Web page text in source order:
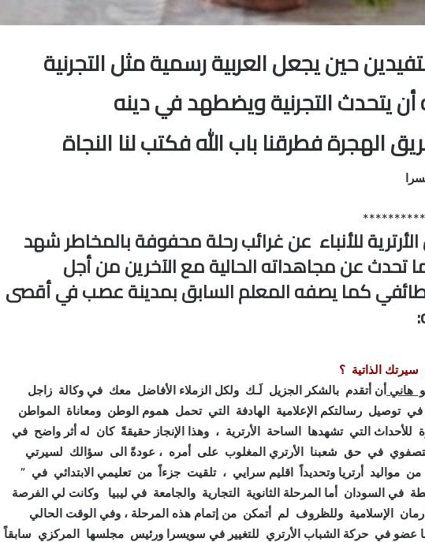
حين يجعل العربية رسمية مثل التجرنية
يتحدث التجرنية ويضطهد في دينه
الهجرة فطرقنا باب الله فكتب لنا النجاة
للأنباء عن غرائب رحلة محفوفة بالمخاطر شهد
تحدث عن مجاهداته الحالية مع الآخرين من أجل
الطائفي كما يصفه المعلم السابق بمدينة عصب في أقصى
الذاتية ؟
هاني أن أتقدم بالشكر الجزيل لَـك ولكل الزملاء الأفاضل معك في وكالة زاجل
توصيل رسالتكم الإعلامية الهادفة التي تحمل هموم الوطن ومعاناة المواطن
التي تشهدها الساحة الأرترية ، وهذا الإنجاز حقيقةً كان له أثر واضح في
في حق شعبنا الأرتري المغلوب على أمره ، عودةً الى سؤالك لسيرتي
أرتريا وتحديداً اقليم سرايي ، تلقيت جزءاً من تعليمي الابتدائي في ”
السودان أما المرحلة الثانوية التجارية والجامعة في ليبيا وكانت لي الفرصة
الإسلامية وللظروف لم أتمكن من إتمام هذه المرحلة ، وفي الوقت الحالي
في حركة الشباب الأرتري للتغيير في سويسرا ورئيس مجلسها المركزي سابقاً